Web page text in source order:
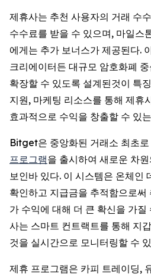
제휴사는 추천 사용자의 거래 수
수수료를 받을 수 있으며, 마일스
에게는 추가 보너스가 제공된다.
크리에이터든 대규모 암호화폐
확장할 수 있도록 설계된것이 특
지원, 마케팅 리소스를 통해 제휴
효과적으로 수익을 창출할 수 있
Bitget은 중앙화된 거래소 최초
프로그램을 출시하여 새로운 차
보인바 있다. 이 시스템은 온체인
확인하고 지급금을 추적함으로써
가 수익에 대해 더 큰 확신을 가질
사는 스마트 컨트랙트를 통해 지
것을 실시간으로 모니터링할 수
제휴 프로그램은 카피 트레이딩,